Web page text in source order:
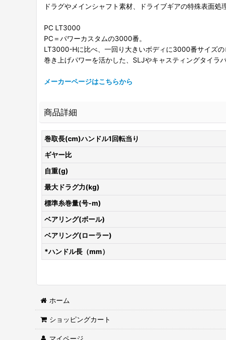
ドラグやメインシャフト素材、ドライブギアの特殊表面処
PC LT3000
PC＝パワーカスタムの3000番。
LT3000-Hに比べ、一回り大きいボディに3000番サイズの
巻き上げパワーを活かした、SLJやキャスティングタイラ
メーカーページはこちらから
商品詳細
巻取長(cm)ハンドル1回転当り
ギヤー比
自重(g)
最大ドラグ力(kg)
標準糸巻量(号-m)
ベアリング(ボール)
ベアリング(ローラー)
*ハンドル長（mm）
ホーム
ショッピングカート
マイページ